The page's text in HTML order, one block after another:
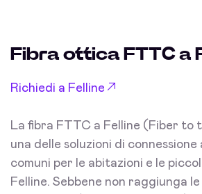
Fibra ottica FTTC a
Richiedi a Felline
La fibra FTTC a Felline (Fiber to
una delle soluzioni di
comuni per le abitazioni e le
Felline. Sebbene non raggiunga